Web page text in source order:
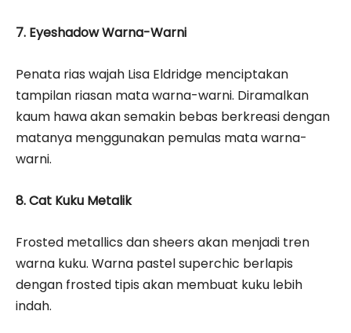
7. Eyeshadow Warna-Warni
Penata rias wajah Lisa Eldridge menciptakan
tampilan riasan mata warna-warni. Diramalkan
kaum hawa akan semakin bebas berkreasi dengan
matanya menggunakan pemulas mata warna-
warni.
8. Cat Kuku Metalik
Frosted metallics dan sheers akan menjadi tren
warna kuku. Warna pastel superchic berlapis
dengan frosted tipis akan membuat kuku lebih
indah.